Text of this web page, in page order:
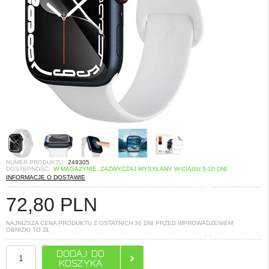
NUMER PRODUKTU: 249305
DOSTĘPNOŚĆ: W MAGAZYNIE. ZAZWYCZAJ WYSYŁANY W CIĄGU 5-10 DNI
INFORMACJE O DOSTAWIE
72,80 PLN
NAJNIŻSZA CENA PRODUKTU Z OSTATNICH 30 DNI PRZED WPROWADZENIEM
OBNIŻKI TO ZŁ